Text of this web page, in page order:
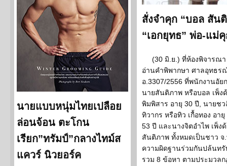
นายแบบหนุ่มไทยเปลือย
ล่อนจ้อน ตะโกน
เรียก”ทรัมป์”กลางไทม์ส
แควร์ นิวยอร์ค
สั่งจำคุก “บอล สัน
“เอกยุทธ” พ่อ-แม่
(30 มิ.ย.) ที่ห้องพิจารณ
อ่านคำพิพากษา ศาลอุทธร
อ.3307/2556 ที่พนักงานอั
นายสันติภาพ หรือบอล เพ็ง
พิมพิสาร อายุ 30 ปี, นายช
ทิวากร หรือทิว เกื้อทอง อา
53 ปี และนางจิตอำไพ เพ็ง
สันติภาพ ทั้งหมดเป็นชาว จ
ความผิดฐานร่วมกันปล้นท
รวม 8 ข้อหา ตามประมวล